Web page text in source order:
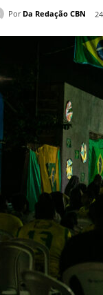
Por Da Redação CBN